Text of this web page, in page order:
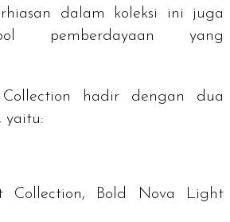
dalam koleksi ini juga
pemberdayaan yang
hadir dengan dua
yaitu: